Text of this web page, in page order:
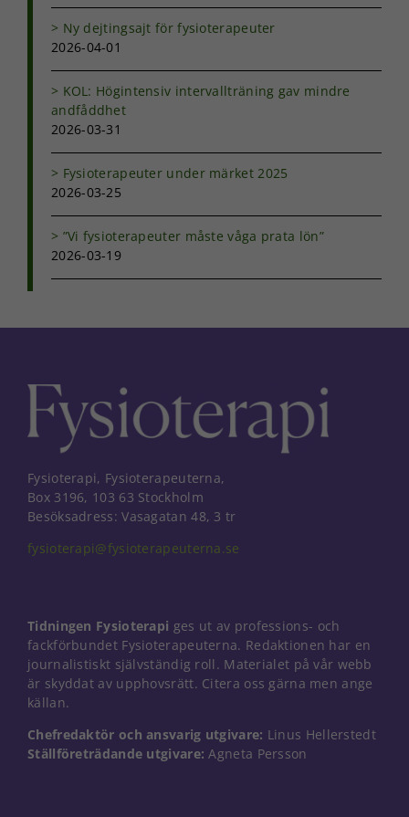
Ny dejtingsajt för fysioterapeuter
2026-04-01
KOL: Högintensiv intervallträning gav mindre
andfåddhet
2026-03-31
Fysioterapeuter under märket 2025
2026-03-25
”Vi fysioterapeuter måste våga prata lön”
2026-03-19
Fysioterapi, Fysioterapeuterna,
Box 3196, 103 63 Stockholm
Besöksadress: Vasagatan 48, 3 tr
fysioterapi@fysioterapeuterna.se
Tidningen Fysioterapi ges ut av professions- och
fackförbundet Fysioterapeuterna. Redaktionen har en
journalistiskt självständig roll. Materialet på vår webb
är skyddat av upphovsrätt. Citera oss gärna men ange
källan.
Chefredaktör och ansvarig utgivare: Linus Hellerstedt
Ställföreträdande utgivare: Agneta Persson
hemsidan.
Marknadsföring
Genom att dela
surfar ökar du
chansen att få se
och erbjudanden.